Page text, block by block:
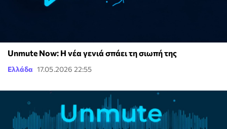
Unmute Now: Η νέα γενιά σπάει τη σιωπή της
Ελλάδα 17.05.2026 22:55